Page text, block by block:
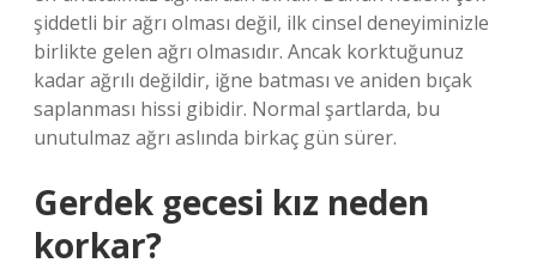
şiddetli bir ağrı olması değil, ilk cinsel deneyiminizle
birlikte gelen ağrı olmasıdır. Ancak korktuğunuz
kadar ağrılı değildir, iğne batması ve aniden bıçak
saplanması hissi gibidir. Normal şartlarda, bu
unutulmaz ağrı aslında birkaç gün sürer.
Gerdek gecesi kız neden
korkar?